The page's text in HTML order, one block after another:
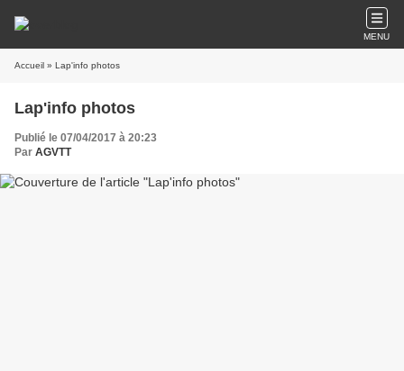
MENU
Accueil » Lap'info photos
Lap'info photos
Publié le 07/04/2017 à 20:23
Par AGVTT